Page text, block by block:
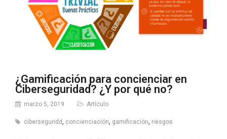
¿Gamificación para concienciar en
Ciberseguridad? ¿Y por qué no?
marzo 5, 2019 Artículo
ciberseguridd, concienciación, gamificación, riesgos